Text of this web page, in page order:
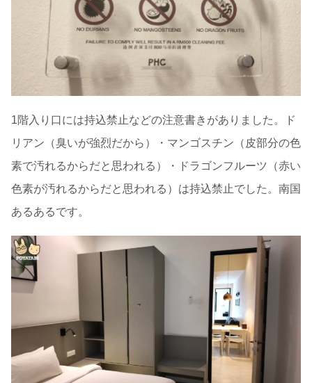
1階入り口には持込禁止などの注意書きがありました。ド
リアン（臭いが強烈だから）・マンゴスチン（皮部分の色
素で汚れるからだと思われる）・ドラゴンフルーツ（赤い
色素が汚れるからだと思われる）は持込禁止でした。南国
あるあるです。